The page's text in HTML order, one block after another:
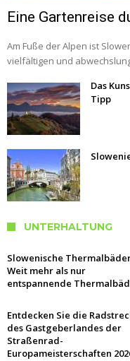
Eine Gartenreise
Am Fuße der Alpen ist
vielfältigen und
Das
Tipp
UNTERHALTUNG
Slowenische
Weit mehr als nur
entspannende
Entdecken Sie die
des Gastgeberlandes der
Straßenrad-
Europameisterschaften